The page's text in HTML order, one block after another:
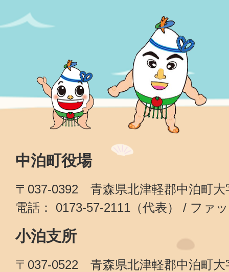
中泊町役場
〒037-0392 青森県北津軽郡中泊町大
電話： 0173-57-2111（代表） / ファ
小泊支所
〒037-0522 青森県北津軽郡中泊町大